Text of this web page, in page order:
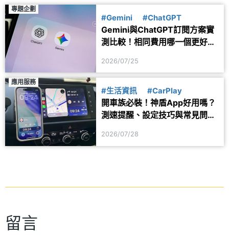
專題企劃
#Gemini #ChatGPT
Gemini與ChatGPT訂閱方案實
測比較！相同費用哪一個更好
2026/07/25
應用服務
#生活資訊 #CarPlay
開車族必裝！神盾App好用嗎？
測速提醒、設定技巧與常見問題
2026/07/28
留言